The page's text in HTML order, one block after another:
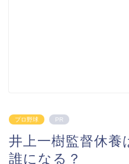
プロ野球 PR
井上一樹監督休養
誰になる？